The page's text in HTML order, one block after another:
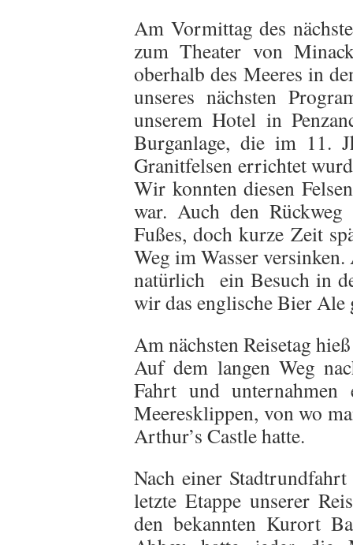
Am Vormittag des
zum Theater von
oberhalb des Meeres in
unseres nächsten
unserem Hotel in
Burganlage, die im 11.
Granitfelsen errichtet
Wir konnten diesen
war. Auch den
Fußes, doch kurze Zeit
Weg im Wasser
natürlich ein Besuch in
wir das englische Bier Ale
Am nächsten Reisetag
Auf dem langen Weg
Fahrt und
Meeresklippen, von wo
Arthur’s Castle hatte.
Nach einer
letzte Etappe unserer
den bekannten Kurort